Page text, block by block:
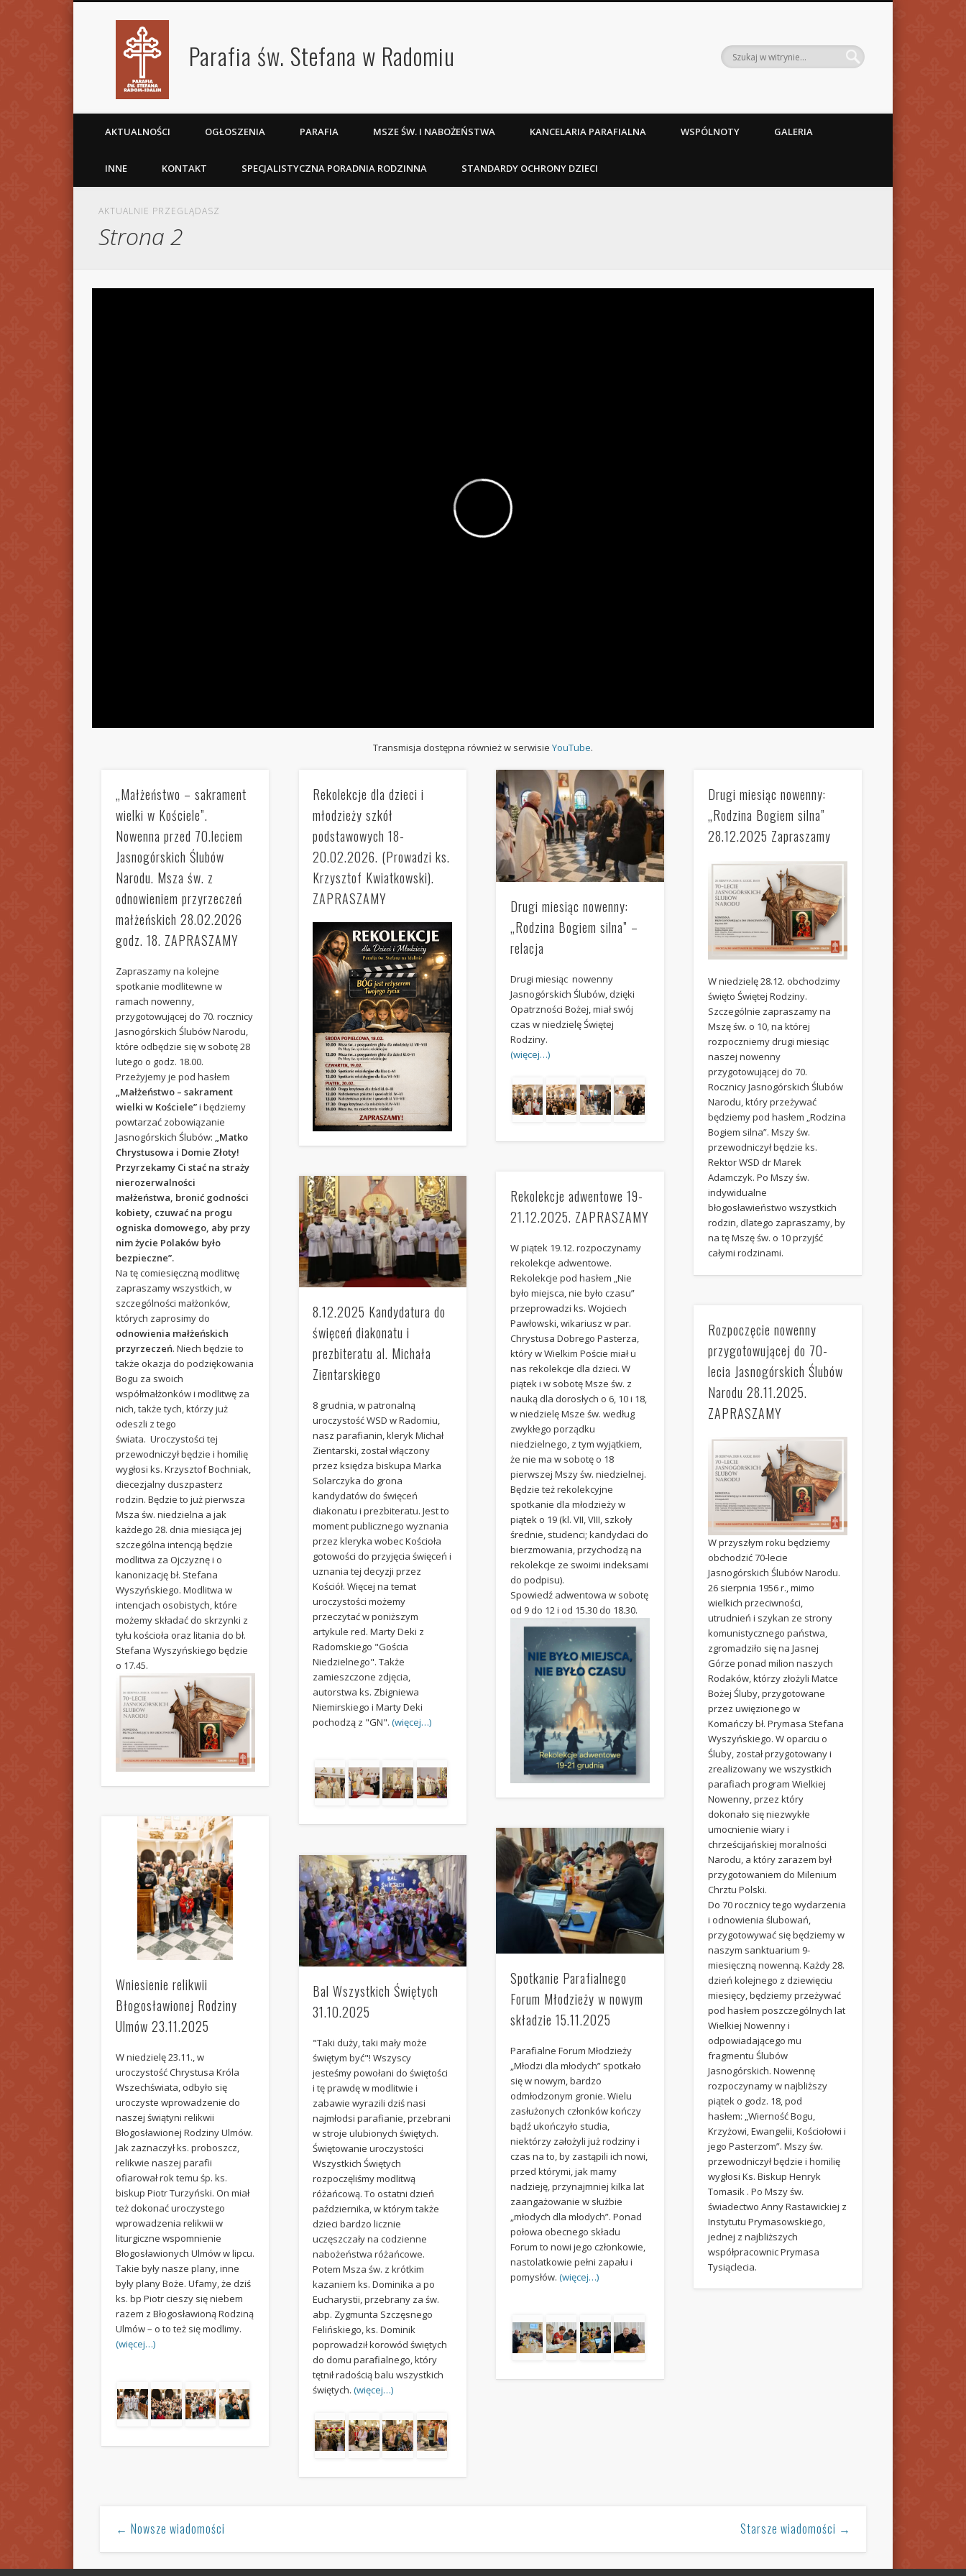
Parafia św. Stefana w Radomiu
AKTUALNOŚCI OGŁOSZENIA PARAFIA MSZE ŚW. I NABOŻEŃSTWA KANCELARIA PARAFIALNA WSPÓLNOTY GALERIA
INNE KONTAKT SPECJALISTYCZNA PORADNIA RODZINNA STANDARDY OCHRONY DZIECI
AKTUALNIE PRZEGLĄDASZ
Strona 2
Transmisja dostępna również w serwisie YouTube.
„Małżeństwo – sakrament
wielki w Kościele”.
Nowenna przed 70.leciem
Jasnogórskich Ślubów
Narodu. Msza św. z
odnowieniem przyrzeczeń
małżeńskich 28.02.2026
godz. 18. ZAPRASZAMY
Zapraszamy na kolejne
spotkanie modlitewne w
ramach nowenny,
przygotowującej do 70. rocznicy
Jasnogórskich Ślubów Narodu,
które odbędzie się w sobotę 28
lutego o godz. 18.00.
Przeżyjemy je pod hasłem
„Małżeństwo – sakrament
wielki w Kościele”i będziemy
powtarzać zobowiązanie
Jasnogórskich Ślubów: „Matko
Chrystusowa i Domie Złoty!
Przyrzekamy Ci stać na straży
nierozerwalności
małżeństwa, bronić godności
kobiety, czuwać na progu
ogniska domowego, aby przy
nim życie Polaków było
bezpieczne”.
Na tę comiesięczną modlitwę
zapraszamy wszystkich, w
szczególności małżonków,
których zaprosimy do
odnowienia małżeńskich
przyrzeczeń. Niech będzie to
także okazja do podziękowania
Bogu za swoich
współmałżonków i modlitwę za
nich, także tych, którzy już
odeszli z tego
świata. Uroczystości tej
przewodniczył będzie i homilię
wygłosi ks. Krzysztof Bochniak,
diecezjalny duszpasterz
rodzin. Będzie to już pierwsza
Msza św. niedzielna a jak
każdego 28. dnia miesiąca jej
szczególna intencją będzie
modlitwa za Ojczyznę i o
kanonizację bł. Stefana
Wyszyńskiego. Modlitwa w
intencjach osobistych, które
możemy składać do skrzynki z
tyłu kościoła oraz litania do bł.
Stefana Wyszyńskiego będzie
o 17.45.
Rekolekcje dla dzieci i
młodzieży szkół
podstawowych 18-
20.02.2026. (Prowadzi ks.
Krzysztof Kwiatkowski).
ZAPRASZAMY
Drugi miesiąc nowenny:
„Rodzina Bogiem silna” –
relacja
Drugi miesiąc nowenny
Jasnogórskich Ślubów, dzięki
Opatrzności Bożej, miał swój
czas w niedzielę Świętej
Rodziny.
(więcej…)
Drugi miesiąc nowenny:
„Rodzina Bogiem silna”
28.12.2025 Zapraszamy
W niedzielę 28.12. obchodzimy
święto Świętej Rodziny.
Szczególnie zapraszamy na
Mszę św. o 10, na której
rozpoczniemy drugi miesiąc
naszej nowenny
przygotowującej do 70.
Rocznicy Jasnogórskich Ślubów
Narodu, który przeżywać
będziemy pod hasłem „Rodzina
Bogiem silna”. Mszy św.
przewodniczył będzie ks.
Rektor WSD dr Marek
Adamczyk. Po Mszy św.
indywidualne
błogosławieństwo wszystkich
rodzin, dlatego zapraszamy, by
na tę Mszę św. o 10 przyjść
całymi rodzinami.
Rekolekcje adwentowe 19-
21.12.2025. ZAPRASZAMY
W piątek 19.12. rozpoczynamy
rekolekcje adwentowe.
Rekolekcje pod hasłem „Nie
było miejsca, nie było czasu”
przeprowadzi ks. Wojciech
Pawłowski, wikariusz w par.
Chrystusa Dobrego Pasterza,
który w Wielkim Poście miał u
nas rekolekcje dla dzieci. W
piątek i w sobotę Msze św. z
nauką dla dorosłych o 6, 10 i 18,
w niedzielę Msze św. według
zwykłego porządku
niedzielnego, z tym wyjątkiem,
że nie ma w sobotę o 18
pierwszej Mszy św. niedzielnej.
Będzie też rekolekcyjne
spotkanie dla młodzieży w
piątek o 19 (kl. VII, VIII, szkoły
średnie, studenci; kandydaci do
bierzmowania, przychodzą na
rekolekcje ze swoimi indeksami
do podpisu).
Spowiedź adwentowa w sobotę
od 9 do 12 i od 15.30 do 18.30.
8.12.2025 Kandydatura do
święceń diakonatu i
prezbiteratu al. Michała
Zientarskiego
8 grudnia, w patronalną
uroczystość WSD w Radomiu,
nasz parafianin, kleryk Michał
Zientarski, został włączony
przez księdza biskupa Marka
Solarczyka do grona
kandydatów do święceń
diakonatu i prezbiteratu. Jest to
moment publicznego wyznania
przez kleryka wobec Kościoła
gotowości do przyjęcia święceń i
uznania tej decyzji przez
Kościół. Więcej na temat
uroczystości możemy
przeczytać w poniższym
artykule red. Marty Deki z
Radomskiego "Gościa
Niedzielnego". Także
zamieszczone zdjęcia,
autorstwa ks. Zbigniewa
Niemirskiego i Marty Deki
pochodzą z "GN".(więcej…)
Rozpoczęcie nowenny
przygotowującej do 70-
lecia Jasnogórskich Ślubów
Narodu 28.11.2025.
ZAPRASZAMY
W przyszłym roku będziemy
obchodzić 70-lecie
Jasnogórskich Ślubów Narodu.
26 sierpnia 1956 r., mimo
wielkich przeciwności,
utrudnień i szykan ze strony
komunistycznego państwa,
zgromadziło się na Jasnej
Górze ponad milion naszych
Rodaków, którzy złożyli Matce
Bożej Śluby, przygotowane
przez uwięzionego w
Komańczy bł. Prymasa Stefana
Wyszyńskiego. W oparciu o
Śluby, został przygotowany i
zrealizowany we wszystkich
parafiach program Wielkiej
Nowenny, przez który
dokonało się niezwykłe
umocnienie wiary i
chrześcijańskiej moralności
Narodu, a który zarazem był
przygotowaniem do Milenium
Chrztu Polski.
Do 70 rocznicy tego wydarzenia
i odnowienia ślubowań,
przygotowywać się będziemy w
naszym sanktuarium 9-
miesięczną nowenną. Każdy 28.
dzień kolejnego z dziewięciu
miesięcy, będziemy przeżywać
pod hasłem poszczególnych lat
Wielkiej Nowenny i
odpowiadającego mu
fragmentu Ślubów
Jasnogórskich. Nowennę
rozpoczynamy w najbliższy
piątek o godz. 18, pod
hasłem: „Wierność Bogu,
Krzyżowi, Ewangelii, Kościołowi i
jego Pasterzom”. Mszy św.
przewodniczył będzie i homilię
wygłosi Ks. Biskup Henryk
Tomasik . Po Mszy św.
świadectwo Anny Rastawickiej z
Instytutu Prymasowskiego,
jednej z najbliższych
współpracownic Prymasa
Tysiąclecia.
Wniesienie relikwii
Błogosławionej Rodziny
Ulmów 23.11.2025
W niedzielę 23.11., w
uroczystość Chrystusa Króla
Wszechświata, odbyło się
uroczyste wprowadzenie do
naszej świątyni relikwii
Błogosławionej Rodziny Ulmów.
Jak zaznaczył ks. proboszcz,
relikwie naszej parafii
ofiarował rok temu śp. ks.
biskup Piotr Turzyński. On miał
też dokonać uroczystego
wprowadzenia relikwii w
liturgiczne wspomnienie
Błogosławionych Ulmów w lipcu.
Takie były nasze plany, inne
były plany Boże. Ufamy, że dziś
ks. bp Piotr cieszy się niebem
razem z Błogosławioną Rodziną
Ulmów – o to też się modlimy.
(więcej…)
Spotkanie Parafialnego
Forum Młodzieży w nowym
składzie 15.11.2025
Parafialne Forum Młodzieży
„Młodzi dla młodych” spotkało
się w nowym, bardzo
odmłodzonym gronie. Wielu
zasłużonych członków kończy
bądź ukończyło studia,
niektórzy założyli już rodziny i
czas na to, by zastąpili ich nowi,
przed którymi, jak mamy
nadzieję, przynajmniej kilka lat
zaangażowanie w służbie
„młodych dla młodych”. Ponad
połowa obecnego składu
Forum to nowi jego członkowie,
nastolatkowie pełni zapału i
pomysłów.(więcej…)
Bal Wszystkich Świętych
31.10.2025
"Taki duży, taki mały może
świętym być"! Wszyscy
jesteśmy powołani do świętości
i tę prawdę w modlitwie i
zabawie wyrazili dziś nasi
najmłodsi parafianie, przebrani
w stroje ulubionych świętych.
Świętowanie uroczystości
Wszystkich Świętych
rozpoczęliśmy modlitwą
różańcową. To ostatni dzień
października, w którym także
dzieci bardzo licznie
uczęszczały na codzienne
nabożeństwa różańcowe.
Potem Msza św. z krótkim
kazaniem ks. Dominika a po
Eucharystii, przebrany za św.
abp. Zygmunta Szczęsnego
Felińskiego, ks. Dominik
poprowadził korowód świętych
do domu parafialnego, który
tętnił radością balu wszystkich
świętych.(więcej…)
← Nowsze wiadomości Starsze wiadomości →